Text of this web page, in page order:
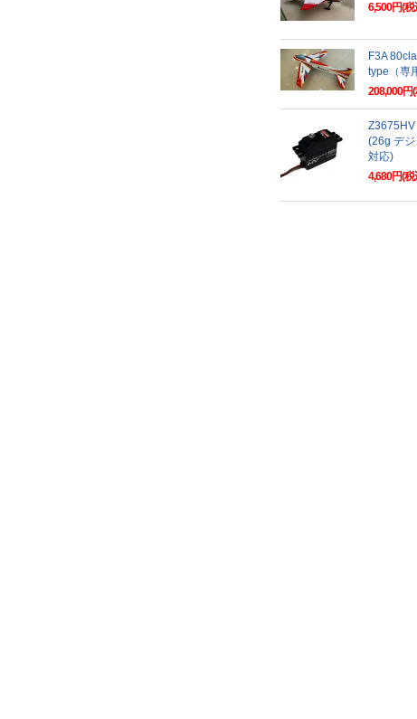
6,500円(
F3A
type（専
208,000円
(26g デ
対応)
4,680円(